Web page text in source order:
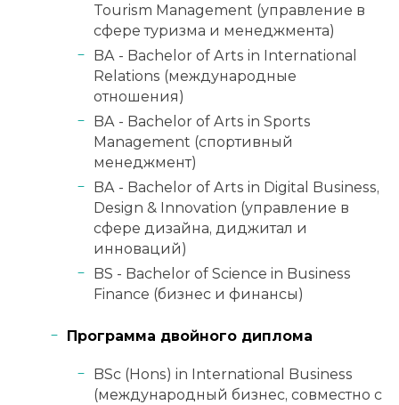
Tourism Management (управление в
сфере туризма и менеджмента)
BA - Bachelor of Arts in International
Relations (международные
отношения)
BA - Bachelor of Arts in Sports
Management (спортивный
менеджмент)
BA - Bachelor of Arts in Digital Business,
Design & Innovation (управление в
сфере дизайна, диджитал и
инноваций)
BS - Bachelor of Science in Business
Finance (бизнес и финансы)
Программа двойного диплома
BSc (Hons) in International Business
(международный бизнес, совместно с